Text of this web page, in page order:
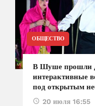
ОБЩЕСТВО
В Шуше прошли
интерактивные
под открытым
концерт
20 июля 16:55